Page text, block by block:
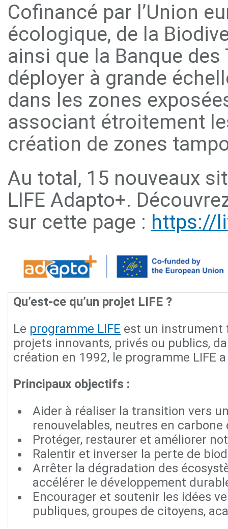
Cofinancé par l’Union
écologique, de la
ainsi que la Banque
déployer à grande
dans les zones
associant étroitement
création de zones
Au total, 15 nouveaux
LIFE Adapto+.
sur cette page : https://
Qu’est-ce qu’un projet LIFE ?
Le programme LIFE est un instrument
projets innovants, privés ou publics,
création en 1992, le programme LIFE
Principaux objectifs :
Aider à réaliser la transition vers
renouvelables, neutres en carbone
Protéger, restaurer et améliorer
Ralentir et inverser la perte de
Arrêter la dégradation des
accélérer le développement
Encourager et soutenir les idées
publiques, groupes de citoyens,